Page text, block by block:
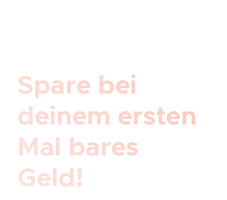
Spare bei
deinem ersten
Mal bares
Geld!